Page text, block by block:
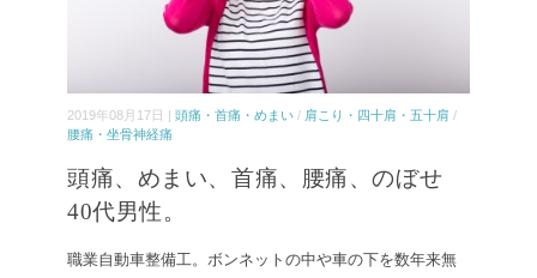
2019年08月17日 | 頭痛・首痛・めまい / 肩こり・四十肩・五十肩 /
腰痛・坐骨神経痛
頭痛、めまい、首痛、腰痛、のぼせ
40代男性。
職業自動車整備工。ボンネットの中や車の下を数年来無